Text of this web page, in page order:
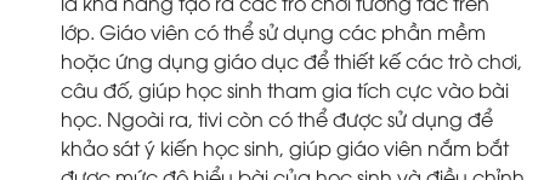
lớp. Giáo viên có thể sử dụng các phần mềm
hoặc ứng dụng giáo dục để thiết kế các trò chơi,
câu đố, giúp học sinh tham gia tích cực vào bài
học. Ngoài ra, tivi còn có thể được sử dụng để
khảo sát ý kiến học sinh, giúp giáo viên nắm bắt